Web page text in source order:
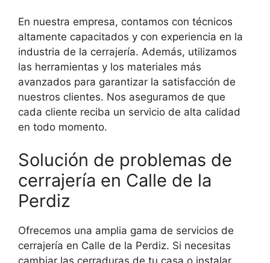
En nuestra empresa, contamos con técnicos
altamente capacitados y con experiencia en la
industria de la cerrajería. Además, utilizamos
las herramientas y los materiales más
avanzados para garantizar la satisfacción de
nuestros clientes. Nos aseguramos de que
cada cliente reciba un servicio de alta calidad
en todo momento.
Solución de problemas de
cerrajería en Calle de la
Perdiz
Ofrecemos una amplia gama de servicios de
cerrajería en Calle de la Perdiz. Si necesitas